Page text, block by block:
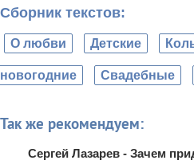
Сборник текстов:
О любви Детские
новогодние Свадебные
Так же рекомендуем:
Сергей Лазарев - Зачем